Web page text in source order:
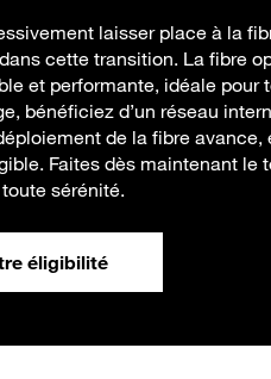
laisser place à la
cette transition. La fibre
et performante, idéale pour
bénéficiez d’un réseau
de la fibre
Faites dès maintenant le
sérénité.
éligibilité